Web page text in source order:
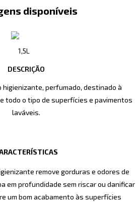
disponíveis
1,5L
DESCRIÇÃO
perfumado, destinado à
todo o tipo de superfícies e pavimentos
laváveis.
remove gorduras e odores de
em profundidade sem riscar ou danificar
um bom acabamento às superfícies